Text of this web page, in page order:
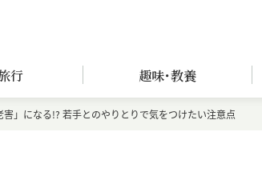
行 趣味･教養
」になる!? 若手とのやりとりで気をつけたい注意点